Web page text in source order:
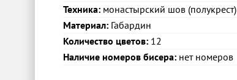
Техника: монастырский шов (полукрест)
Материал: Габардин
Количество цветов: 12
Наличие номеров бисера: нет номеров